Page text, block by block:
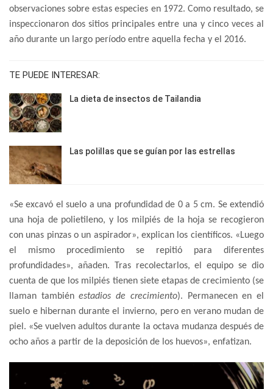
observaciones sobre estas especies en 1972. Como resultado, se
inspeccionaron dos sitios principales entre una y cinco veces al
año durante un largo período entre aquella fecha y el 2016.
TE PUEDE INTERESAR:
La dieta de insectos de Tailandia
Las polillas que se guían por las estrellas
«Se excavó el suelo a una profundidad de 0 a 5 cm. Se extendió
una hoja de polietileno, y los milpiés de la hoja se recogieron
con unas pinzas o un aspirador», explican los científicos. «Luego
el mismo procedimiento se repitió para diferentes
profundidades», añaden. Tras recolectarlos, el equipo se dio
cuenta de que los milpiés tienen siete etapas de crecimiento (se
llaman tambiénestadios de crecimiento). Permanecen en el
suelo e hibernan durante el invierno, pero en verano mudan de
piel. «Se vuelven adultos durante la octava mudanza después de
ocho años a partir de la deposición de los huevos», enfatizan.